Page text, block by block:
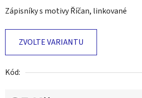
Zápisníky s motivy Říčan, linkované
ZVOLTE VARIANTU
Kód: